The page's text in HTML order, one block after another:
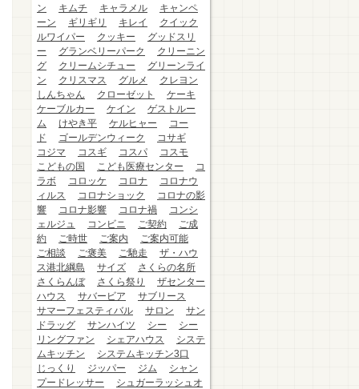
ン
キムチ キャラメル
キャンペ
ーン
ギリギリ キレイ
クイック
ルワイパー
クッキー
グッドスリ
ー
グランベリーパーク
クリーニン
グ
クリームシチュー
グリーンライ
ン
クリスマス グルメ
クレヨン
しんちゃん
クローゼット
ケーキ
ケーブルカー
ケイン
ゲストルー
ム
けやき平 ケルヒャー
コー
ド
ゴールデンウィーク
コサギ
コジマ
コスギ コスパ
コスモ
こどもの国
こども医療センター
コ
ラボ
コロッケ コロナ
コロナウ
ィルス
コロナショック
コロナの影
響
コロナ影響 コロナ禍
コンシ
ェルジュ
コンビニ ご契約
ご成
約
ご時世 ご案内
ご案内可能
ご相談
ご褒美 ご馳走
ザ・ハウ
ス港北綱島
サイズ
さくらの名所
さくらんぼ
さくら祭り
ザセンター
ハウス
サバービア
サブリース
サマーフェスティバル
サロン
サン
ドラッグ
サンハイツ シー
シー
リングファン
シェアハウス
システ
ムキッチン
システムキッチン3口
じっくり
ジッパー ジム
シャン
プードレッサー
シュガーラッシュオ